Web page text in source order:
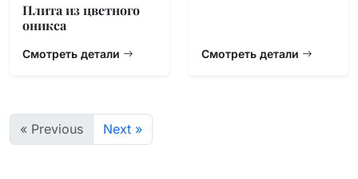
Плита из цветного
оникса
Смотреть детали Смотреть детали
« Previous Next »